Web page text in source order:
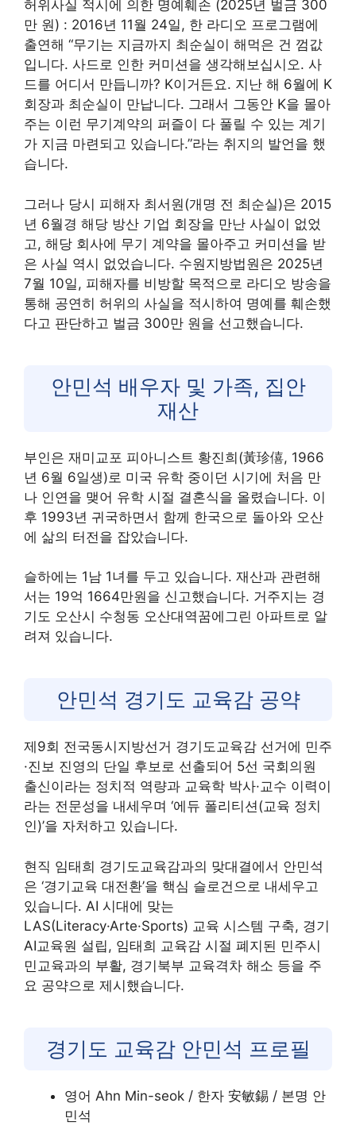
허위사실 적시에 의한 명예훼손 (2025년 벌금 300
만 원) : 2016년 11월 24일, 한 라디오 프로그램에
출연해 “무기는 지금까지 최순실이 해먹은 건 껌값
입니다. 사드로 인한 커미션을 생각해보십시오. 사
드를 어디서 만듭니까? K이거든요. 지난 해 6월에 K
회장과 최순실이 만납니다. 그래서 그동안 K을 몰아
주는 이런 무기계약의 퍼즐이 다 풀릴 수 있는 계기
가 지금 마련되고 있습니다.”라는 취지의 발언을 했
습니다.
그러나 당시 피해자 최서원(개명 전 최순실)은 2015
년 6월경 해당 방산 기업 회장을 만난 사실이 없었
고, 해당 회사에 무기 계약을 몰아주고 커미션을 받
은 사실 역시 없었습니다. 수원지방법원은 2025년
7월 10일, 피해자를 비방할 목적으로 라디오 방송을
통해 공연히 허위의 사실을 적시하여 명예를 훼손했
다고 판단하고 벌금 300만 원을 선고했습니다.
안민석 배우자 및 가족, 집안
재산
부인은 재미교포 피아니스트 황진희(黃珍僖, 1966
년 6월 6일생)로 미국 유학 중이던 시기에 처음 만
나 인연을 맺어 유학 시절 결혼식을 올렸습니다. 이
후 1993년 귀국하면서 함께 한국으로 돌아와 오산
에 삶의 터전을 잡았습니다.
슬하에는 1남 1녀를 두고 있습니다. 재산과 관련해
서는 19억 1664만원을 신고했습니다. 거주지는 경
기도 오산시 수청동 오산대역꿈에그린 아파트로 알
려져 있습니다.
안민석 경기도 교육감 공약
제9회 전국동시지방선거 경기도교육감 선거에 민주
·진보 진영의 단일 후보로 선출되어 5선 국회의원
출신이라는 정치적 역량과 교육학 박사·교수 이력이
라는 전문성을 내세우며 ‘에듀 폴리티션(교육 정치
인)’을 자처하고 있습니다.
현직 임태희 경기도교육감과의 맞대결에서 안민석
은 ‘경기교육 대전환’을 핵심 슬로건으로 내세우고
있습니다. AI 시대에 맞는
LAS(Literacy·Arte·Sports) 교육 시스템 구축, 경기
AI교육원 설립, 임태희 교육감 시절 폐지된 민주시
민교육과의 부활, 경기북부 교육격차 해소 등을 주
요 공약으로 제시했습니다.
경기도 교육감 안민석 프로필
영어 Ahn Min-seok / 한자 安敏錫 / 본명 안
민석